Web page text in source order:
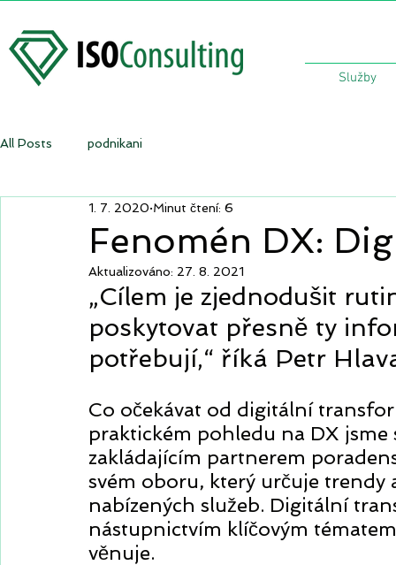
Služby
All Posts podnikani
Fenomén DX:
1. 7. 2020 Minut čtení: 6
Aktualizováno: 27. 8. 2021
„Cílem je zjednodušit
poskytovat přesně ty
potřebují,“ říká Petr
Co očekávat od digitální
praktickém pohledu na DX
zakládajícím partnerem
svém oboru, který určuje
nabízených služeb. Digitální
nástupnictvím klíčovým
věnuje.